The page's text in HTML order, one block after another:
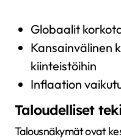
Globaalit
Kansainvälinen
kiinteistöihin
Inflaation
Taloudelliset
Talousnäkymät ovat